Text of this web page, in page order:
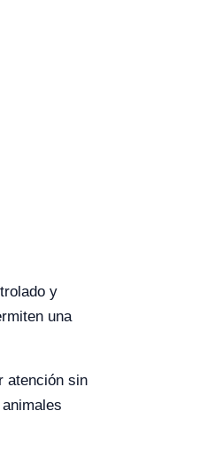
y
una
atención sin